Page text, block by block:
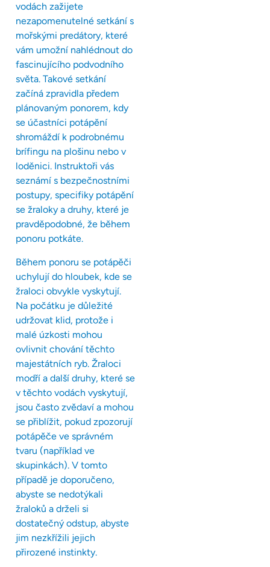
vodách zažijete
nezapomenutelné setkání s
mořskými predátory, které
vám umožní nahlédnout do
fascinujícího podvodního
světa. Takové setkání
začíná zpravidla předem
plánovaným ponorem, kdy
se účastníci potápění
shromáždí k podrobnému
brífingu na plošinu nebo v
loděnici. Instruktoři vás
seznámí s bezpečnostními
postupy, specifiky potápění
se žraloky a druhy, které je
pravděpodobné, že během
ponoru potkáte.
Během ponoru se potápěči
uchylují do hloubek, kde se
žraloci obvykle vyskytují.
Na počátku je důležité
udržovat klid, protože i
malé úzkosti mohou
ovlivnit chování těchto
majestátních ryb. Žraloci
modří a další druhy, které se
v těchto vodách vyskytují,
jsou často zvědaví a mohou
se přiblížit, pokud zpozorují
potápěče ve správném
tvaru (například ve
skupinkách). V tomto
případě je doporučeno,
abyste se nedotýkali
žraloků a drželi si
dostatečný odstup, abyste
jim nezkřížili jejich
přirozené instinkty.